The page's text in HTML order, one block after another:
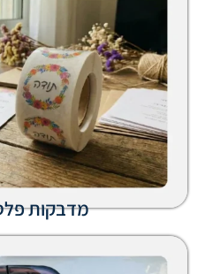
מדבקות פלסטיק שקוף